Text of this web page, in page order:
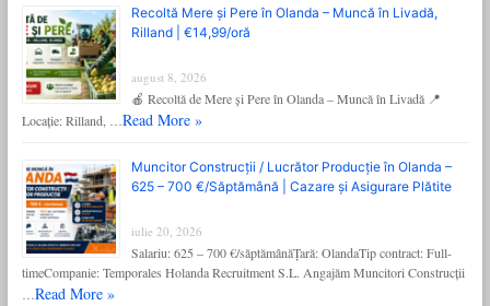
Recoltă Mere și Pere în Olanda – Muncă în Livadă,
Rilland | €14,99/oră
august 8, 2026
🍎 Recoltă de Mere și Pere în Olanda – Muncă în Livadă 📍
Locație: Rilland, … Read More »
Muncitor Construcții / Lucrător Producție în Olanda –
625 – 700 €/Săptămână | Cazare și Asigurare Plătite
iulie 20, 2026
Salariu: 625 – 700 €/săptămânăȚară: OlandaTip contract: Full-
timeCompanie: Temporales Holanda Recruitment S.L. Angajăm Muncitori Construcții
Read More »